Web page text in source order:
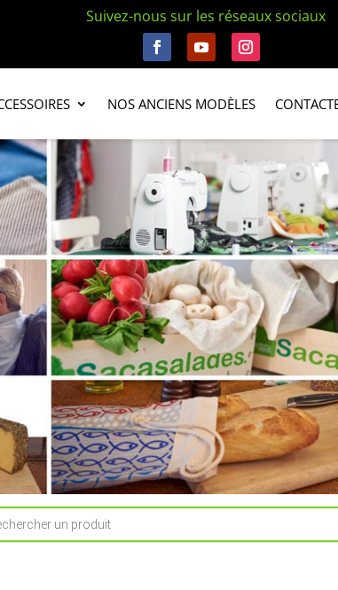
Suivez-nous sur les réseaux sociaux
NOS ANCIENS MODÈLES